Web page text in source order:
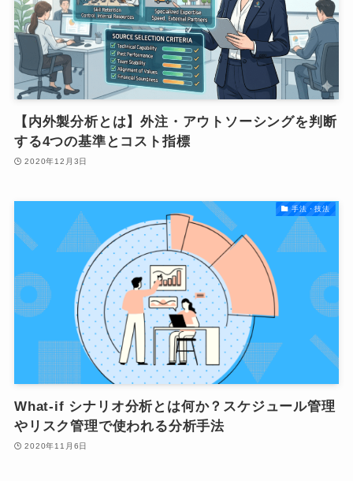
【内外製分析とは】外注・アウトソーシングを判断
する4つの基準とコスト指標
2020年12月3日
手法・技法
What-if シナリオ分析とは何か？スケジュール管理
やリスク管理で使われる分析手法
2020年11月6日